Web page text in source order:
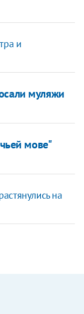
и
муляжи
мове"
на